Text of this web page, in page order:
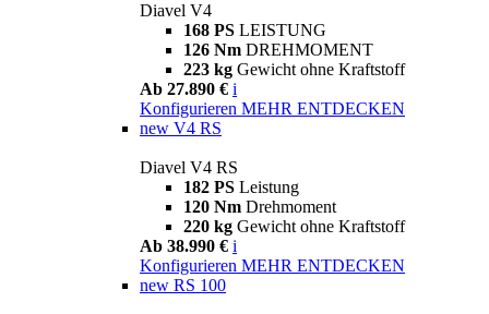
Diavel V4
168 PS LEISTUNG
126 Nm DREHMOMENT
223 kg Gewicht ohne Kraftstoff
Ab 27.890 € i
Konfigurieren MEHR ENTDECKEN
new V4 RS
Diavel V4 RS
182 PS Leistung
120 Nm Drehmoment
220 kg Gewicht ohne Kraftstoff
Ab 38.990 € i
Konfigurieren MEHR ENTDECKEN
new RS 100